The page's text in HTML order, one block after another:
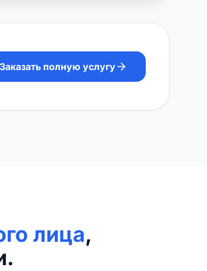
Заказать полную услугу
лица,